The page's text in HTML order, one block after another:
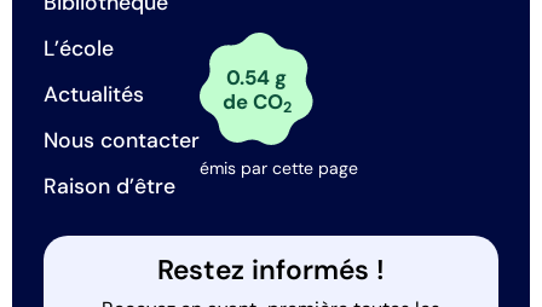
L’école
Actualités
Nous contacter
Raison d’être
0.54 g
de CO2
émis par cette page
Restez informés !